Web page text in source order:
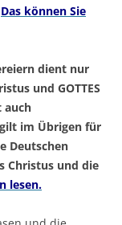
Das können Sie
dient nur
und GOTTES
auch
im Übrigen für
Deutschen
Christus und die
lesen.